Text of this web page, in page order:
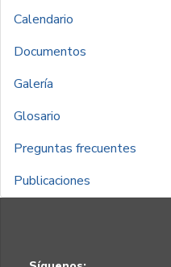
Calendario
Documentos
Galería
Glosario
Preguntas frecuentes
Publicaciones